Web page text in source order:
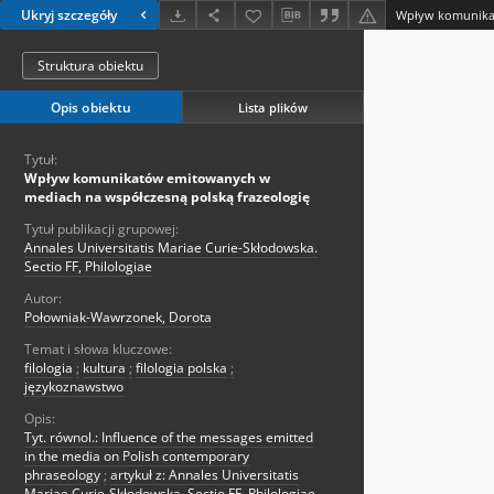
Ukryj szczegóły
Struktura obiektu
Opis obiektu Lista plików
Tytuł:
Wpływ komunikatów emitowanych w
mediach na współczesną polską frazeologię
Tytuł publikacji grupowej:
Annales Universitatis Mariae Curie-Skłodowska.
Sectio FF, Philologiae
Autor:
Połowniak-Wawrzonek, Dorota
Temat i słowa kluczowe:
filologia ; kultura ; filologia polska ;
językoznawstwo
Opis:
Tyt. równol.: Influence of the messages emitted
in the media on Polish contemporary
phraseology ; artykuł z: Annales Universitatis